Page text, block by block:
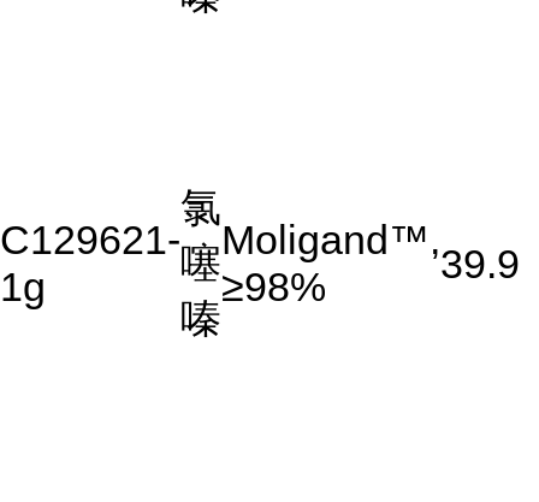
C129621-
1g
氯
噻
嗪
Moligand™,
≥98%
39.9